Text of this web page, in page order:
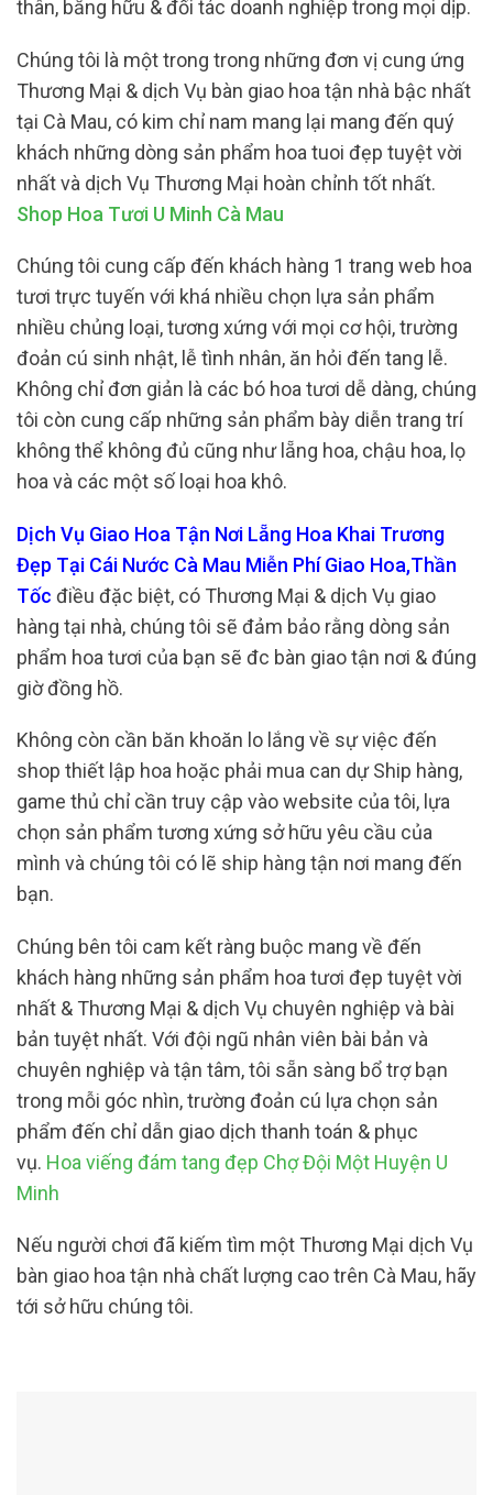
thân, bằng hữu & đối tác doanh nghiệp trong mọi dịp.
Chúng tôi là một trong trong những đơn vị cung ứng
Thương Mại & dịch Vụ bàn giao hoa tận nhà bậc nhất
tại Cà Mau, có kim chỉ nam mang lại mang đến quý
khách những dòng sản phẩm hoa tuoi đẹp tuyệt vời
nhất và dịch Vụ Thương Mại hoàn chỉnh tốt nhất.
Shop Hoa Tươi U Minh Cà Mau
Chúng tôi cung cấp đến khách hàng 1 trang web hoa
tươi trực tuyến với khá nhiều chọn lựa sản phẩm
nhiều chủng loại, tương xứng với mọi cơ hội, trường
đoản cú sinh nhật, lễ tình nhân, ăn hỏi đến tang lễ.
Không chỉ đơn giản là các bó hoa tươi dễ dàng, chúng
tôi còn cung cấp những sản phẩm bày diễn trang trí
không thể không đủ cũng như lẵng hoa, chậu hoa, lọ
hoa và các một số loại hoa khô.
Dịch Vụ Giao Hoa Tận Nơi Lẵng Hoa Khai Trương
Đẹp Tại Cái Nước Cà Mau Miễn Phí Giao Hoa,Thần
Tốc điều đặc biệt, có Thương Mại & dịch Vụ giao
hàng tại nhà, chúng tôi sẽ đảm bảo rằng dòng sản
phẩm hoa tươi của bạn sẽ đc bàn giao tận nơi & đúng
giờ đồng hồ.
Không còn cần băn khoăn lo lắng về sự việc đến
shop thiết lập hoa hoặc phải mua can dự Ship hàng,
game thủ chỉ cần truy cập vào website của tôi, lựa
chọn sản phẩm tương xứng sở hữu yêu cầu của
mình và chúng tôi có lẽ ship hàng tận nơi mang đến
bạn.
Chúng bên tôi cam kết ràng buộc mang về đến
khách hàng những sản phẩm hoa tươi đẹp tuyệt vời
nhất & Thương Mại & dịch Vụ chuyên nghiệp và bài
bản tuyệt nhất. Với đội ngũ nhân viên bài bản và
chuyên nghiệp và tận tâm, tôi sẵn sàng bổ trợ bạn
trong mỗi góc nhìn, trường đoản cú lựa chọn sản
phẩm đến chỉ dẫn giao dịch thanh toán & phục
vụ. Hoa viếng đám tang đẹp Chợ Đội Một Huyện U
Minh
Nếu người chơi đã kiếm tìm một Thương Mại dịch Vụ
bàn giao hoa tận nhà chất lượng cao trên Cà Mau, hãy
tới sở hữu chúng tôi.